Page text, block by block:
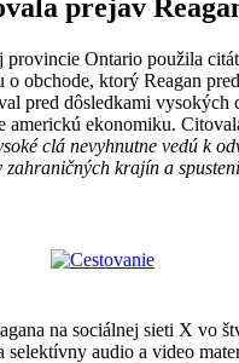
prejav
provincie Ontario použila
o obchode, ktorý Reagan
pred dôsledkami vysokých
americkú ekonomiku.
clá nevyhnutne vedú k
zahraničných krajín a
na sociálnej sieti X vo
selektívny audio a video